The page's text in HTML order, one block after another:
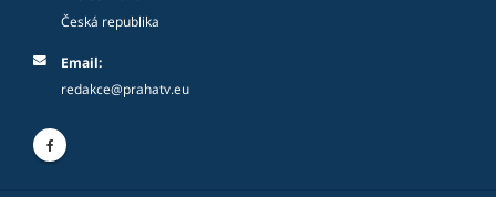
Česká republika
Email:
redakce@prahatv.eu